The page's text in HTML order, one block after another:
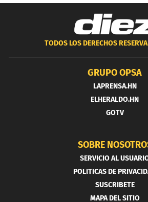
TODOS LOS DERECHOS
GRUPO OPSA
LAPRENSA.HN
ELHERALDO.HN
GOTV
SOBRE
SERVICIO AL
POLITICAS DE
SUSCRIBETE
MAPA DEL SITIO